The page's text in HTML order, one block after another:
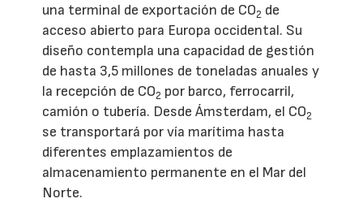
una terminal de exportación de CO2 de
acceso abierto para Europa occidental. Su
diseño contempla una capacidad de gestión
de hasta 3,5 millones de toneladas anuales y
la recepción de CO2 por barco, ferrocarril,
camión o tubería. Desde Ámsterdam, el CO2
se transportará por vía marítima hasta
diferentes emplazamientos de
almacenamiento permanente en el Mar del
Norte.